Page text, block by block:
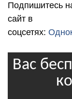
Подпишитесь
сайт в
соцсетях: